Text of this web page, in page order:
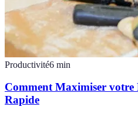
Productivité6 min
Comment Maximiser votre
Rapide